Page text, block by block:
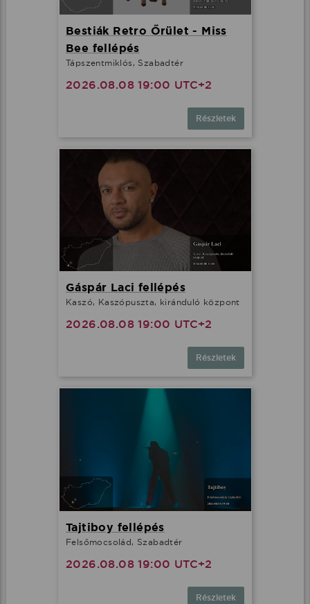
Bestiák Retro Őrület - Miss
Bee fellépés
Tápszentmiklós, Szabadtér
2026.08.08 19:00 UTC+2
Részletek
Gáspár Laci fellépés
Kaszó, Kaszópuszta, kiránduló központ
2026.08.08 19:00 UTC+2
Részletek
Tajtiboy fellépés
Felsőmocsolád, Szabadtér
2026.08.08 19:00 UTC+2
Részletek